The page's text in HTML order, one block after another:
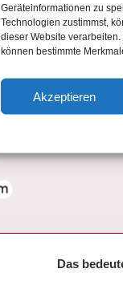
Geräteinformationen zu
Technologien zustimmst,
dieser Website
können bestimmte
Akzeptieren
Das